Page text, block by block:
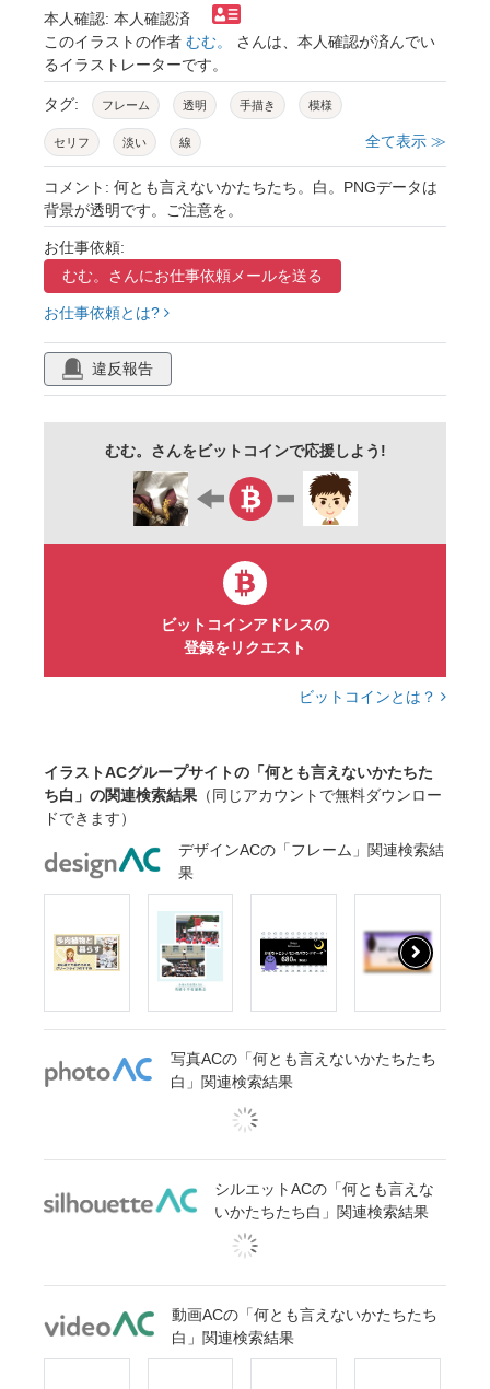
本人確認: 本人確認済
このイラストの作者 むむ。
さんは、本人確認が済んでい
るイラストレーターです。
タグ: フレーム 透明 手描き 模様
セリフ 淡い 線 全て表示 ≫
コメント: 何とも言えないかたちたち。白。PNGデータは
背景が透明です。ご注意を。
お仕事依頼:
むむ。さんにお仕事依頼メールを送る
お仕事依頼とは?
違反報告
むむ。さんをビットコインで応援しよう!
ビットコインアドレスの
登録をリクエスト
ビットコインとは？
イラストACグループサイトの「何とも言えないかたちた
ち白」の関連検索結果 （同じアカウントで無料ダウンロー
ドできます）
デザインACの「フレーム」関連検索結
果
写真ACの「何とも言えないかたちたち
白」関連検索結果
シルエットACの「何とも言えな
いかたちたち白」関連検索結果
動画ACの「何とも言えないかたちたち
白」関連検索結果